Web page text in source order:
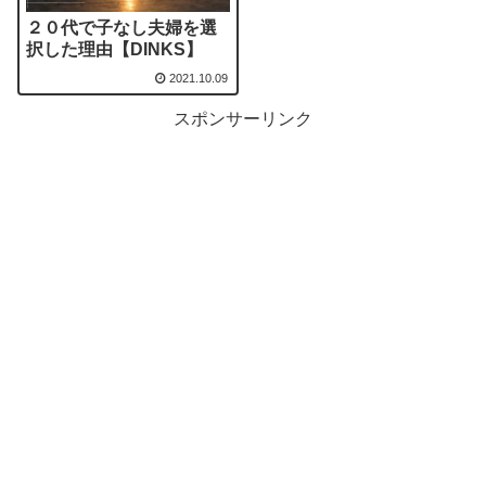
２０代で子なし夫婦を選
択した理由【DINKS】
2021.10.09
スポンサーリンク